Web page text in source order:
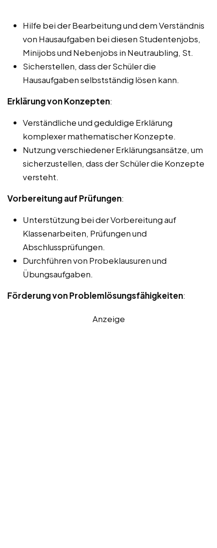
Hilfe bei der Bearbeitung und dem Verständnis
von Hausaufgaben bei diesen Studentenjobs,
Minijobs und Nebenjobs in Neutraubling, St.
Sicherstellen, dass der Schüler die
Hausaufgaben selbstständig lösen kann.
Erklärung von Konzepten:
Verständliche und geduldige Erklärung
komplexer mathematischer Konzepte.
Nutzung verschiedener Erklärungsansätze, um
sicherzustellen, dass der Schüler die Konzepte
versteht.
Vorbereitung auf Prüfungen:
Unterstützung bei der Vorbereitung auf
Klassenarbeiten, Prüfungen und
Abschlussprüfungen.
Durchführen von Probeklausuren und
Übungsaufgaben.
Förderung von Problemlösungsfähigkeiten:
Anzeige